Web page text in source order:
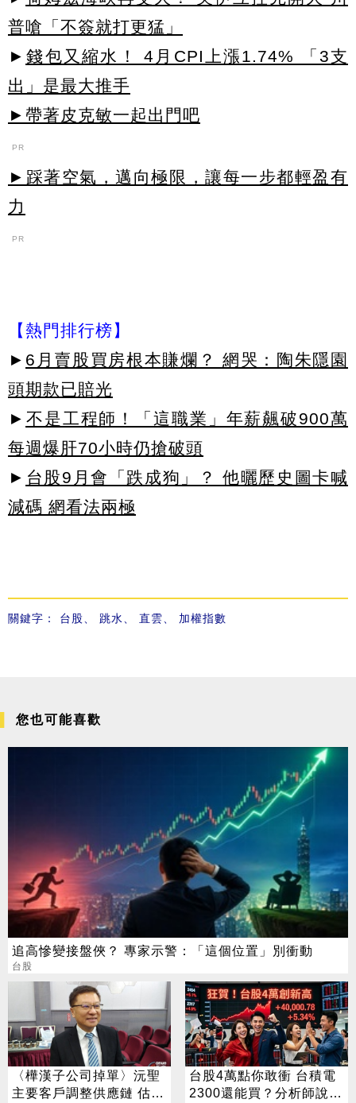
普嗆「不簽就打更猛」
► 錢包又縮水！ 4月CPI上漲1.74% 「3支
出」是最大推手
►帶著皮克敏一起出門吧
PR
►踩著空氣，邁向極限，讓每一步都輕盈有
力
PR
【熱門排行榜】
► 6月賣股買房根本賺爛？ 網哭：陶朱隱園
頭期款已賠光
► 不是工程師！「這職業」年薪飆破900萬
每週爆肝70小時仍搶破頭
► 台股9月會「跌成狗」？ 他曬歷史圖卡喊
減碼 網看法兩極
關鍵字： 台股、 跳水、 直雲、 加權指數
您也可能喜歡
追高慘變接盤俠？ 專家示警：「這個位置」別衝動
台股
〈樺漢子公司掉單〉沅聖
主要客戶調整供應鏈 估衝
台股4萬點你敢衝 台積電
2300還能買？分析師說話